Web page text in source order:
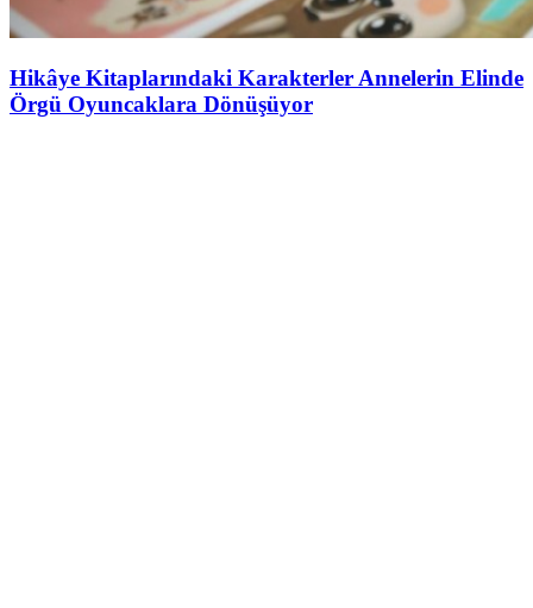
Hikâye Kitaplarındaki Karakterler Annelerin Elinde
Örgü Oyuncaklara Dönüşüyor